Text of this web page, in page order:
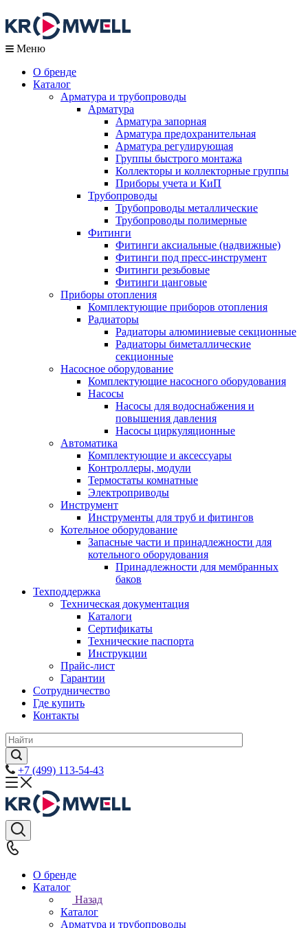
Меню
О бренде
Каталог
Арматура и трубопроводы
Арматура
Арматура запорная
Арматура предохранительная
Арматура регулирующая
Группы быстрого монтажа
Коллекторы и коллекторные группы
Приборы учета и КиП
Трубопроводы
Трубопроводы металлические
Трубопроводы полимерные
Фитинги
Фитинги аксиальные (надвижные)
Фитинги под пресс-инструмент
Фитинги резьбовые
Фитинги цанговые
Приборы отопления
Комплектующие приборов отопления
Радиаторы
Радиаторы алюминиевые секционные
Радиаторы биметаллические
секционные
Насосное оборудование
Комплектующие насосного оборудования
Насосы
Насосы для водоснабжения и
повышения давления
Насосы циркуляционные
Автоматика
Комплектующие и аксессуары
Контроллеры, модули
Термостаты комнатные
Электроприводы
Инструмент
Инструменты для труб и фитингов
Котельное оборудование
Запасные части и принадлежности для
котельного оборудования
Принадлежности для мембранных
баков
Техподдержка
Техническая документация
Каталоги
Сертификаты
Технические паспорта
Инструкции
Прайс-лист
Гарантии
Сотрудничество
Где купить
Контакты
+7 (499) 113-54-43
О бренде
Каталог
Назад
Каталог
Арматура и трубопроводы